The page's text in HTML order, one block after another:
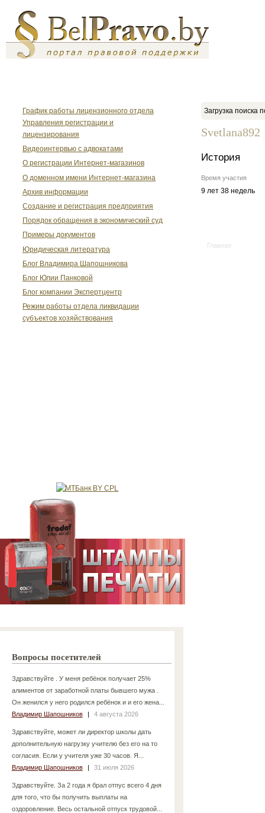
График работы лицензионного отдела
Управления регистрации и
лицензирования
Видеоинтервью с адвокатами
О регистрации Интернет-магазинов
О доменном имени Интернет-магазина
Архив информации
Создание и регистрация предприятия
Порядок обращения в экономический суд
Примеры документов
Юридическая литература
Блог Владимира Шапошникова
Блог Юлии Панковой
Блог компании Экспертцентр
Режим работы отдела ликвидации
субъектов хозяйствования
Вопросы посетителей
Здравствуйте . У меня ребёнок получает 25%
алиментов от заработной платы бывшего мужа .
Он женился у него родился ребёнок и и его жена...
Владимир Шапошников
| 4 августа 2026
Здравствуйте, может ли директор школы дать
дополнительную нагрузку учителю без его на то
согласия. Если у учителя уже 30 часов. Я...
Владимир Шапошников
| 31 июля 2026
Здравствуйте. За 2 года я брал отпус всего 4 дня
для того, что бы получить выплаты на
оздоровление. Весь остальной отпуск трудовой...
Загрузка поиска
Svetlana892
История
Время участия
9 лет 38 недель
Главная